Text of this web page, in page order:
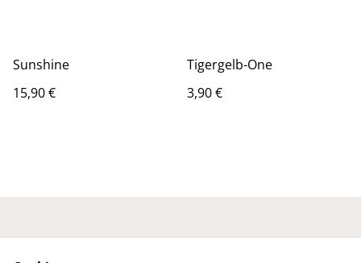
Sunshine
15,90 €
Tigergelb-One
3,90 €
Kontaktieren Sie uns
Rechtliche